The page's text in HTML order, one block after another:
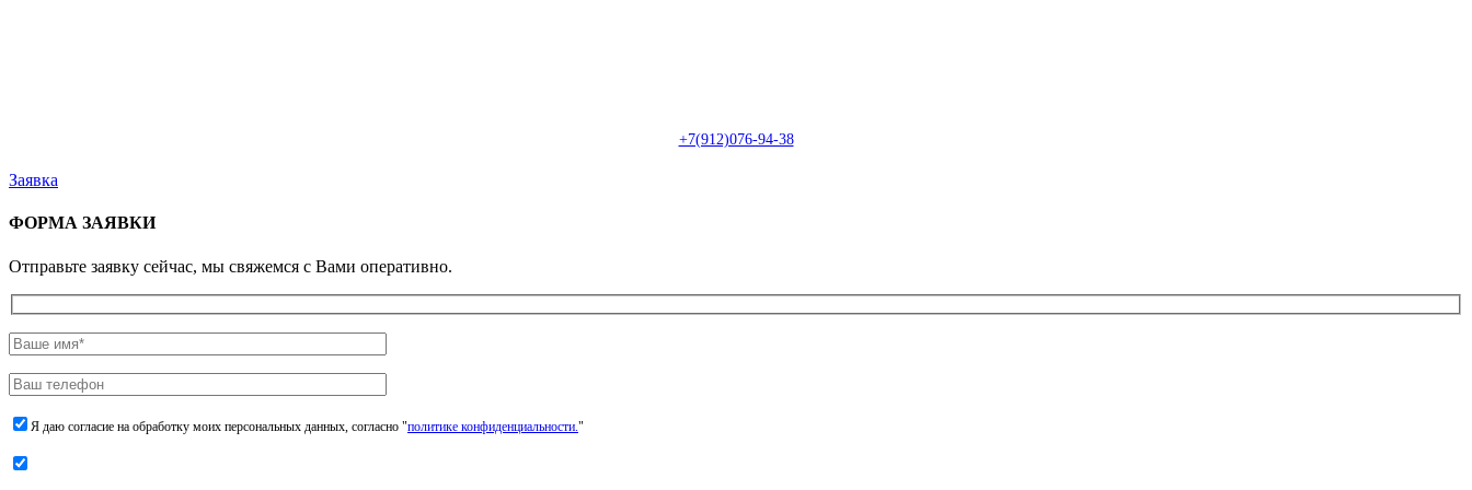
+7(912)076-94-38
Заявка
ФОРМА ЗАЯВКИ
Отправьте заявку сейчас, мы свяжемся с Вами оперативно.
Я даю согласие на обработку моих персональных данных, согласно "политике конфиденциальности."